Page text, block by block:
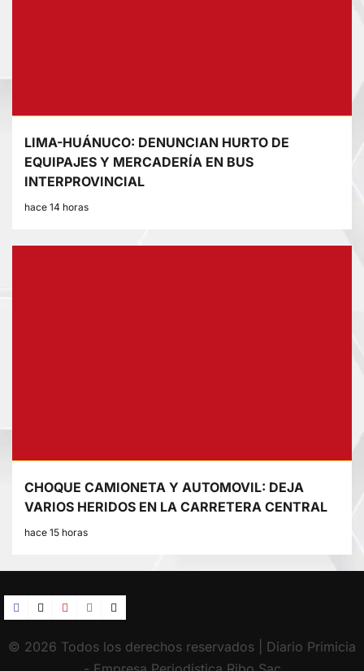
LIMA-HUÁNUCO: DENUNCIAN HURTO DE
EQUIPAJES Y MERCADERÍA EN BUS
INTERPROVINCIAL
hace 14 horas
CHOQUE CAMIONETA Y AUTOMOVIL: DEJA
VARIOS HERIDOS EN LA CARRETERA CENTRAL
hace 15 horas
Facebook
TikTokYouTube
Instagram
X
© 2026 Todos los derechos reservados | Diario Primicia